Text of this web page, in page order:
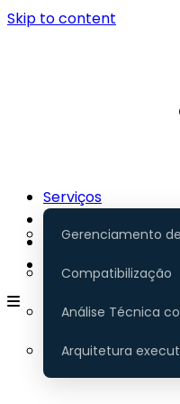
Skip to content
Serviços
Gerenciamento
Compatibilização
Análise Técnica
Arquitetura
Contato
Portfólio
Gerenciamento